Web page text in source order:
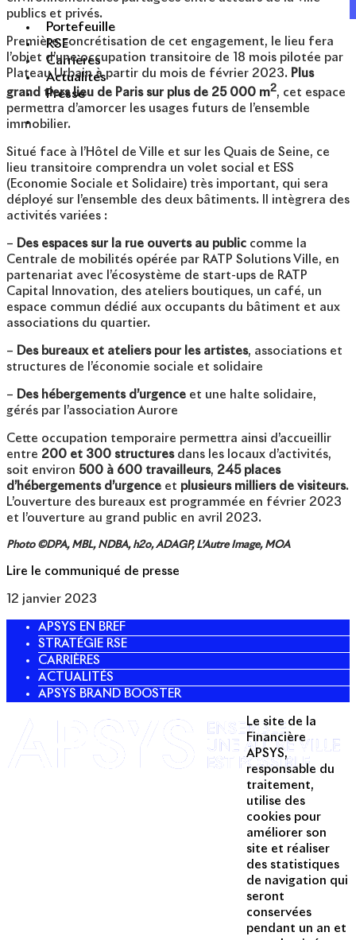
Portefeuille
RSE
Carrières
Actualités
Presse
publics et privés.
Première concrétisation de cet engagement, le lieu fera
l’objet d’une occupation transitoire de 18 mois pilotée par
Plateau Urbain à partir du mois de février 2023. Plus
grand tiers lieu de Paris sur plus de 25 000 m2, cet espace
permettra d’amorcer les usages futurs de l’ensemble
immobilier.
Situé face à l’Hôtel de Ville et sur les Quais de Seine, ce
lieu transitoire comprendra un volet social et ESS
(Economie Sociale et Solidaire) très important, qui sera
déployé sur l’ensemble des deux bâtiments. Il intègrera des
activités variées :
– Des espaces sur la rue ouverts au public comme la
Centrale de mobilités opérée par RATP Solutions Ville, en
partenariat avec l’écosystème de start-ups de RATP
Capital Innovation, des ateliers boutiques, un café, un
espace commun dédié aux occupants du bâtiment et aux
associations du quartier.
– Des bureaux et ateliers pour les artistes, associations et
structures de l’économie sociale et solidaire
– Des hébergements d’urgence et une halte solidaire,
gérés par l’association Aurore
Cette occupation temporaire permettra ainsi d’accueillir
entre 200 et 300 structures dans les locaux d’activités,
soit environ 500 à 600 travailleurs, 245 places
d’hébergements d’urgence et plusieurs milliers de visiteurs.
L’ouverture des bureaux est programmée en février 2023
et l’ouverture au grand public en avril 2023.
Photo ©DPA, MBL, NDBA, h2o, ADAGP, L’Autre Image, MOA
Lire le communiqué de presse
12 janvier 2023
APSYS EN BREF
STRATÉGIE RSE
CARRIÈRES
ACTUALITÉS
APSYS BRAND BOOSTER
Twitter
Linkedin
Le site de la
Financière
APSYS,
responsable du
traitement,
utilise des
cookies pour
améliorer son
site et réaliser
des statistiques
de navigation qui
seront
conservées
pendant un an et